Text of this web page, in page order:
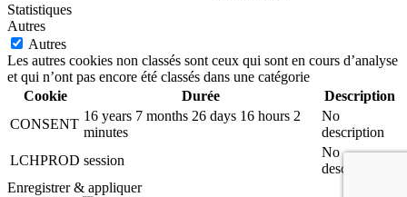
Statistiques
Autres
Autres
Les autres cookies non classés sont ceux qui sont en cours d’analyse
et qui n’ont pas encore été classés dans une catégorie
Cookie
Durée
Description
CONSENT
16 years 7 months 26 days 16 hours 2
minutes
No
description
LCHPROD session
No
description
Enregistrer & appliquer